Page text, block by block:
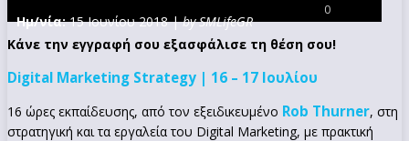
Ημ/νία:15 Ιουνίου 2018 |by SMLifeGR
0
Κάνε την εγγραφή σου εξασφάλισε τη θέση σου!
Digital Marketing Strategy | 16 – 17 Ιουλίου
16 ώρες εκπαίδευσης, από τον εξειδικευμένο Rob Thurner, στη
στρατηγική και τα εργαλεία του Digital Marketing, με πρακτική